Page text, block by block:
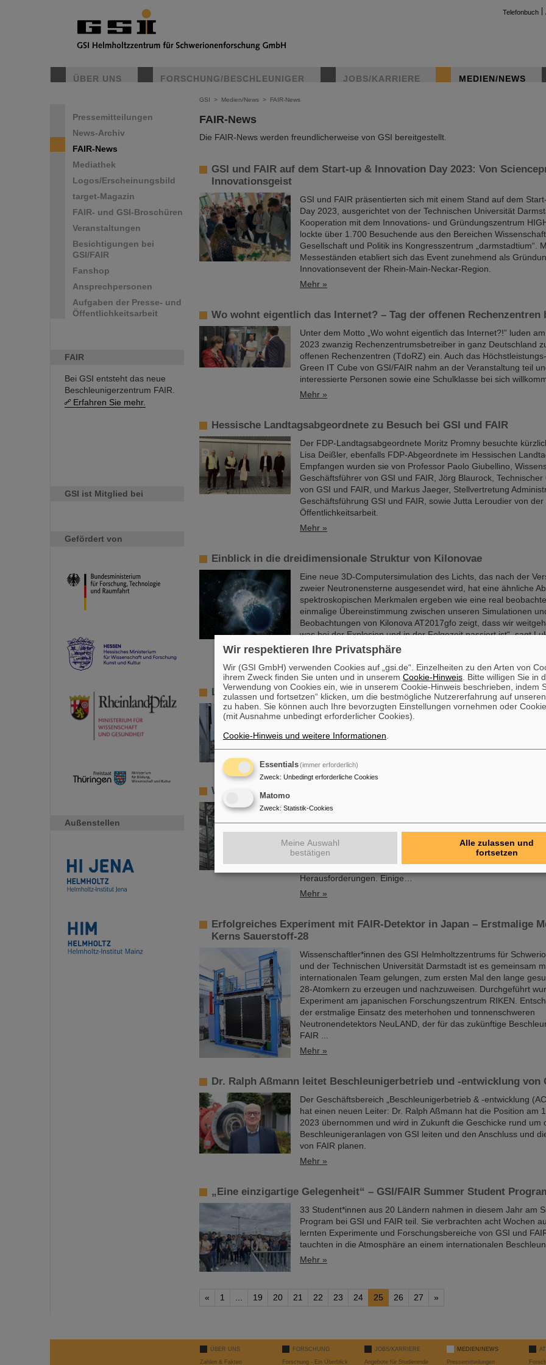
Telefonbuch
ÜBER UNS FORSCHUNG/BESCHLEUNIGER JOBS/KARRIERE MEDIEN/NEWS
Pressemitteilungen
News-Archiv
FAIR-News
Mediathek
Logos/Erscheinungsbild
target-Magazin
FAIR- und GSI-Broschüren
Veranstaltungen
Besichtigungen bei
GSI/FAIR
Fanshop
Ansprechpersonen
Aufgaben der Presse- und
Öffentlichkeitsarbeit
FAIR
Bei GSI entsteht das neue
Beschleunigerzentrum FAIR.
Erfahren Sie mehr.
GSI ist Mitglied bei
Gefördert von
Außenstellen
GSI > Medien/News > FAIR-News
FAIR-News
Die FAIR-News werden freundlicherweise von GSI bereitgestellt.
GSI und FAIR auf dem Start-up & Innovation Day 2023: Von
Innovationsgeist
GSI und FAIR präsentierten sich mit einem Stand auf dem
Day 2023, ausgerichtet von der Technischen Universität
Kooperation mit dem Innovations- und Gründungszentrum
lockte über 1.700 Besuchende aus den Bereichen
Gesellschaft und Politik ins Kongresszentrum „darmstadtium“.
Messeständen etabliert sich das Event zunehmend als
Innovationsevent der Rhein-Main-Neckar-Region.
Mehr »
Wo wohnt eigentlich das Internet? – Tag der offenen Rechenzentren
Unter dem Motto „Wo wohnt eigentlich das Internet?!” luden
2023 zwanzig Rechenzentrumsbetreiber in ganz Deutschland
offenen Rechenzentren (TdoRZ) ein. Auch das
Green IT Cube von GSI/FAIR nahm an der Veranstaltung teil
interessierte Personen sowie eine Schulklasse bei sich
Mehr »
Hessische Landtagsabgeordnete zu Besuch bei GSI und FAIR
Der FDP-Landtagsabgeordnete Moritz Promny besuchte
Lisa Deißler, ebenfalls FDP-Abgeordnete im Hessischen
Empfangen wurden sie von Professor Paolo Giubellino,
Geschäftsführer von GSI und FAIR, Jörg Blaurock,
von GSI und FAIR, und Markus Jaeger, Stellvertretung
Geschäftsführung GSI und FAIR, sowie Jutta Leroudier von der
Öffentlichkeitsarbeit.
Mehr »
Einblick in die dreidimensionale Struktur von Kilonovae
Eine neue 3D-Computersimulation des Lichts, das nach der
zweier Neutronensterne ausgesendet wird, hat eine ähnliche
spektroskopischen Merkmalen ergeben wie eine real
einmalige Übereinstimmung zwischen unseren Simulationen
Beobachtungen von Kilonova AT2017gfo zeigt, dass wir
was bei der Explosion und in der Folgezeit passiert ist“, sagt
Wissenschaftler bei GSI/FAIR und Hauptautor der…
LHCb sendet Geschenk an PANDA
Der außer Dienst gestellte Outer Tracker des LHCb-
brach zu einer einwöchigen Reise zu FAIR in Darmstadt,
wird er durch das PANDA-Experiment genutzt werden, um zu
Wissenschaft an ihren Platz bringen bei GSI/FAIR mit RI.Logistica
GSI und FAIR sind neues Mitglied der gemeinnützigen
Infrastruktur und Standards für die Logistik "Wissenschaft an
bringen“. Der Betrieb und die Verbesserung der bestehenden
und -Experimente sowie der Bau, die Installation und die
künftigen FAIR-Forschungseinrichtungen stellen GSI/FAIR vor
Herausforderungen. Einige…
Mehr »
Erfolgreiches Experiment mit FAIR-Detektor in Japan – Erstmalige
Kerns Sauerstoff-28
Wissenschaftler*innen des GSI Helmholtzzentrums für
und der Technischen Universität Darmstadt ist es gemeinsam
internationalen Team gelungen, zum ersten Mal den lange
28-Atomkern zu erzeugen und nachzuweisen. Durchgeführt
Experiment am japanischen Forschungszentrum RIKEN.
der erstmalige Einsatz des meterhohen und tonnenschweren
Neutronendetektors NeuLAND, der für das zukünftige
FAIR ...
Mehr »
Dr. Ralph Aßmann leitet Beschleunigerbetrieb und -entwicklung von
Der Geschäftsbereich „Beschleunigerbetrieb & -entwicklung
hat einen neuen Leiter: Dr. Ralph Aßmann hat die Position am
2023 übernommen und wird in Zukunft die Geschicke rund um
Beschleunigeranlagen von GSI leiten und den Anschluss und
von FAIR planen.
Mehr »
„Eine einzigartige Gelegenheit“ – GSI/FAIR Summer Student
33 Student*innen aus 20 Ländern nahmen in diesem Jahr am
Program bei GSI und FAIR teil. Sie verbrachten acht Wochen
lernten Experimente und Forschungsbereiche von GSI und
tauchten in die Atmosphäre an einem internationalen
Mehr »
« 1 19 20 21 22 23 24 25 26 27 »
ÜBER UNS
Zahlen & Fakten
FORSCHUNG
Forschung - Ein Überblick
JOBS/KARRIERE
Angebote für Studierende
MEDIEN/NEWS
Pressemitteilungen
Wir respektieren Ihre Privatsphäre
Wir (GSI GmbH) verwenden Cookies auf „gsi.de“. Einzelheiten zu den Arten von
ihrem Zweck finden Sie unten und in unserem Cookie-Hinweis . Bitte willigen Sie in
Verwendung von Cookies ein, wie in unserem Cookie-Hinweis beschrieben, indem
zulassen und fortsetzen“ klicken, um die bestmögliche Nutzererfahrung auf
zu haben. Sie können auch Ihre bevorzugten Einstellungen vornehmen oder
(mit Ausnahme unbedingt erforderlicher Cookies).
Cookie-Hinweis und weitere Informationen
Essentials(immer erforderlich)
Zweck: Unbedingt erforderliche Cookies
Matomo
Zweck: Statistik-Cookies
Meine Auswahl
bestätigen
Alle zulassen und
fortsetzen